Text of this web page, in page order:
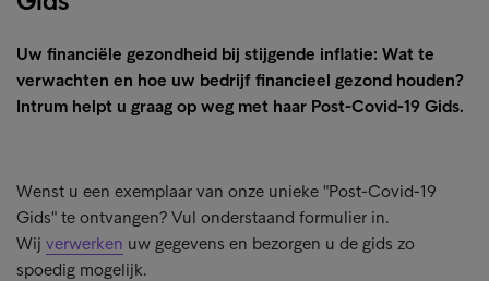
Uw financiële gezondheid bij stijgende inflatie: Wat te
verwachten en hoe uw bedrijf financieel gezond houden?
Intrum helpt u graag op weg met haar Post-Covid-19 Gids.
Wenst u een exemplaar van onze unieke "Post-Covid-19
Gids" te ontvangen? Vul onderstaand formulier in.
Wij verwerken uw gegevens en bezorgen u de gids zo
spoedig mogelijk.